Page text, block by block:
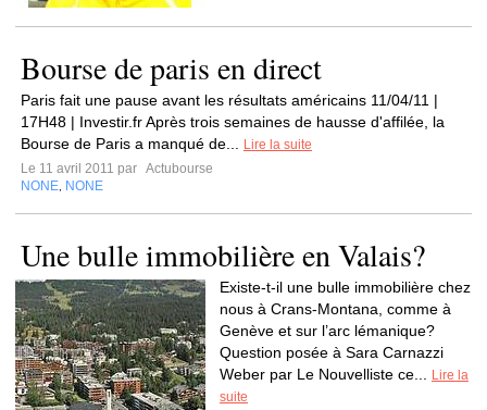
Bourse de paris en direct
Paris fait une pause avant les résultats américains 11/04/11 |
17H48 | Investir.fr Après trois semaines de hausse d'affilée, la
Bourse de Paris a manqué de...
Lire la suite
Le 11 avril 2011 par Actubourse
NONE NONE
Une bulle immobilière en Valais?
Existe-t-il une bulle immobilière chez
nous à Crans-Montana, comme à
Genève et sur l’arc lémanique?
Question posée à Sara Carnazzi
Weber par Le Nouvelliste ce...
Lire la
suite